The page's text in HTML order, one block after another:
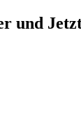
und